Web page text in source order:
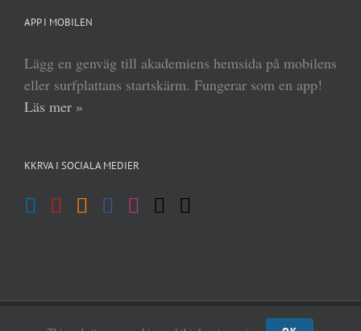
APP I MOBILEN
Lägg en genväg till akademiens hemsida på mobilens
eller surfplattans startskärm. Fungerar som en app!
Läs mer »
KKRVA I SOCIALA MEDIER
MABRAB Admin